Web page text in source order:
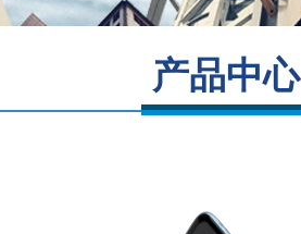
产品中心